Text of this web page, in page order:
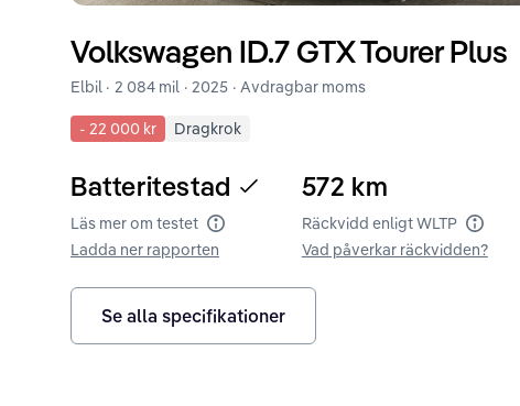
Volkswagen ID.7 GTX Tourer Plus
Elbil · 2 084 mil · 2025 · Avdragbar moms
- 22 000 kr Dragkrok
Batteritestad
Läs mer om testet Batteritest
Ladda ner rapporten
572 km
Räckvidd enligt WLTP
Vad påverkar räckvidden?
Se alla specifikationer